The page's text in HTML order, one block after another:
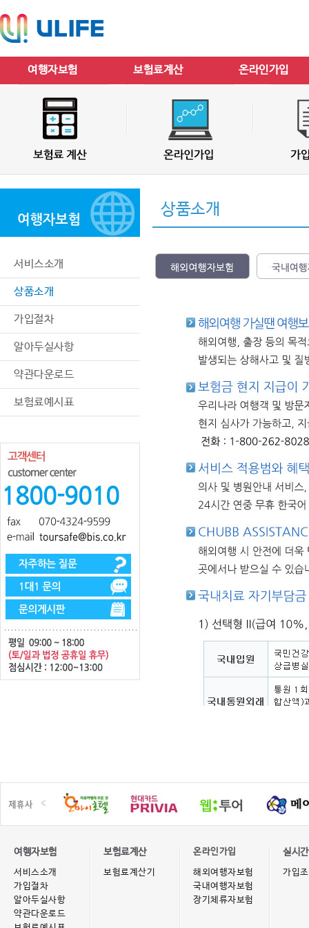
여행자보험 보험료계산 온라인가입
서비스소개
상품소개
가입절차
알아두실사항
약관다운로드
보험료예시표
상품소개
여행자보험
서비스소개
가입절차
알아두실사항
약관다운로드
보험료계산
보험료계산기
온라인가입
해외여행자보험
국내여행자보험
장기체류자보험
실시
가입